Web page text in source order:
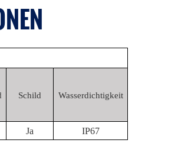
Schild Wasserdichtigkeit
Ja IP67